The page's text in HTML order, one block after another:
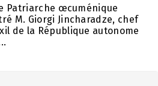
Patriarche œcuménique
M. Giorgi Jincharadze, chef
de la République autonome